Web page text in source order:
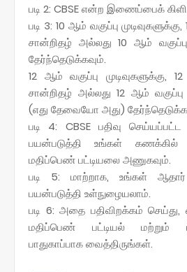
படி 2: CBSE என்ற இணைப்பைக்
படி 3: 10 ஆம் வகுப்பு
சான்றிதழ் அல்லது 10 ஆம்
தேர்ந்தெடுக்கவும்.
12 ஆம் வகுப்பு முடிவுகளுக்கு,
சான்றிதழ் அல்லது 12 ஆம்
(எது தேவையோ அது)
படி 4: CBSE பதிவு
பயன்படுத்தி உங்கள் கணக்கில்
மதிப்பெண் பட்டியலை அணுகவும்.
படி 5: மாற்றாக, உங்கள்
பயன்படுத்தி உள்நுழையலாம்.
படி 6: அதை பதிவிறக்கம் செய்து,
மதிப்பெண் பட்டியல் மற்றும்
பாதுகாப்பாக வைத்திருங்கள்.